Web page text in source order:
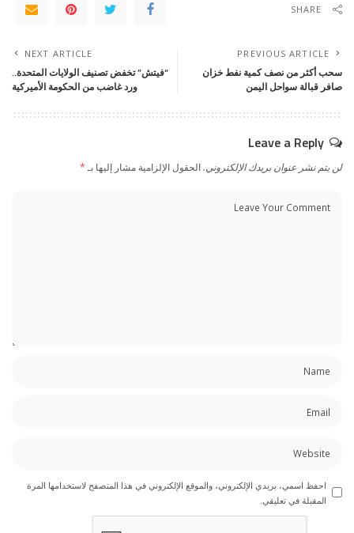
SHARE
PREVIOUS ARTICLE
سحب أكثر من نصف كمية نفط خزان
صافر قبالة سواحل اليمن
NEXT ARTICLE
“فيتش” تخفض تصنيف الولايات المتحدة..
ورد غاضب من الحكومة الأميركية
Leave a Reply
لن يتم نشر عنوان بريدك الإلكتروني.الحقول الإلزامية مشار إليها بـ*
احفظ اسمي، بريدي الإلكتروني، والموقع الإلكتروني في هذا المتصفح لاستخدامها المرة
المقبلة في تعليقي.